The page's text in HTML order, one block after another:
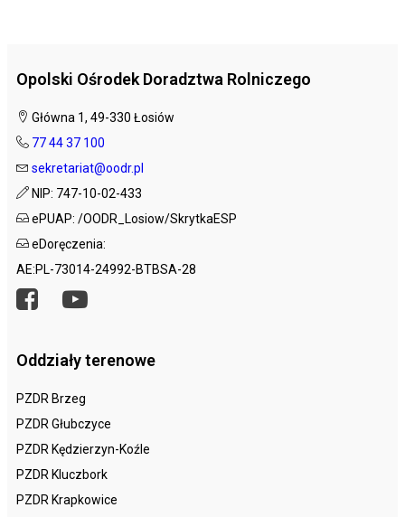
Opolski Ośrodek Doradztwa Rolniczego
Główna 1, 49-330 Łosiów
77 44 37 100
sekretariat@oodr.pl
NIP: 747-10-02-433
ePUAP: /OODR_Losiow/SkrytkaESP
eDoręczenia:
AE:PL-73014-24992-BTBSA-28
Oddziały terenowe
PZDR Brzeg
PZDR Głubczyce
PZDR Kędzierzyn-Koźle
PZDR Kluczbork
PZDR Krapkowice